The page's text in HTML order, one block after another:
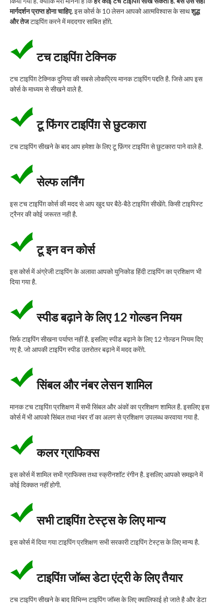
मार्गदर्शन प्राप्त होना चाहिए.इस कोर्स के 10 लेसन आपको आत्मविश्वास के साथशुद्ध
और तेजटाइपिंग़ करने में मददगार साबित होंग़े.
टच टाइपिंग़ टेक्निक
टच टाइपिंग़ टेक्निक दुनिया की सबसे लोकप्रिय मानक टाइपिंग पद्दति है. जिसे आप इस
कोर्स के माध्यम से सीखने वाले है.
टू फिंगर टाइपिंग़ से छुटकारा
टच टाइपिंग सीखने के बाद आप हमेशा के लिए टू फ़िंगर टाइपिंग़ से छुटकारा पाने वाले है.
सेल्फ लर्निंग
इस टच टाइपिंग़ कोर्स की मदद से आप खुद घर बैठे-बैठे टाइपिंग़ सीखेंग़े. किसी टाइपिस्ट
ट्रैनर की कोई जरूरत नही है.
टू इन वन कोर्स
इस कोर्स में अंग्रेजी टाइपिंग के अलावा आपको युनिकोड हिंदी टाइपिंग का प्रशिक्षण भी
दिया गया है.
स्पीड बढ़ाने के लिए 12 गोल्डन नियम
सिर्फ टाइपिंग सीखना पर्याप्त नहीं है. इसलिए स्पीड बढ़ाने के लिए 12 गोल्डन नियम दिए
गए है. जो आपकी टाइपिंग स्पीड उतरोतर बढ़ाने में मदद करेंग़े.
सिंबल और नंबर लेसन शामिल
मानक टच टाइपिंग़ प्रशिक्षण में सभी सिंबल और अंकों का प्रशिक्षण शामिल है. इसलिए इस
कोर्स में भी आपको सिंबल तथा नंबर रॉ का अलग से प्रशिक्षण उपलब्ध करवाया गया है.
कलर ग्राफिक्स
इस कोर्स में शामिल सभी ग्राफिक्स तथा स्क्रीनशॉट रंगीन है. इसलिए आपको समझने में
कोई दिक्कत नहीं होगी.
सभी टाइपिंग़ टेस्ट्स के लिए मान्य
इस कोर्स में दिया गया टाइपिंग प्रशिक्षण सभी सरकारी टाइपिंग टेस्ट्स के लिए मान्य है.
टाइपिंग़ जॉब्स डेटा एंट्री के लिए तैयार
टच टाइपिंग सीखने के बाद विभिन्न टाइपिंग जॉब्स के लिए क्वालिफाई हो जाते है और डेटा